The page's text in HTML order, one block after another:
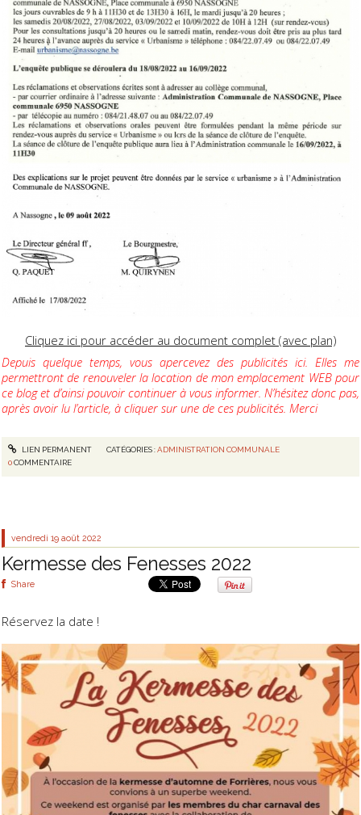
Cliquez ici pour accéder au document complet (avec plan)
Depuis quelque temps, vous apercevez des publicités ici. Elles me
permettront de renouveler la location de mon emplacement WEB pour
ce blog et d’ainsi pouvoir continuer à vous informer. N’hésitez donc pas,
après avoir lu l’article, à cliquer sur une de ces publicités. Merci
LIEN PERMANENT CATÉGORIES :ADMINISTRATION COMMUNALE
0COMMENTAIRE
vendredi 19 août 2022
Kermesse des Fenesses 2022
Share
Réservez la date !